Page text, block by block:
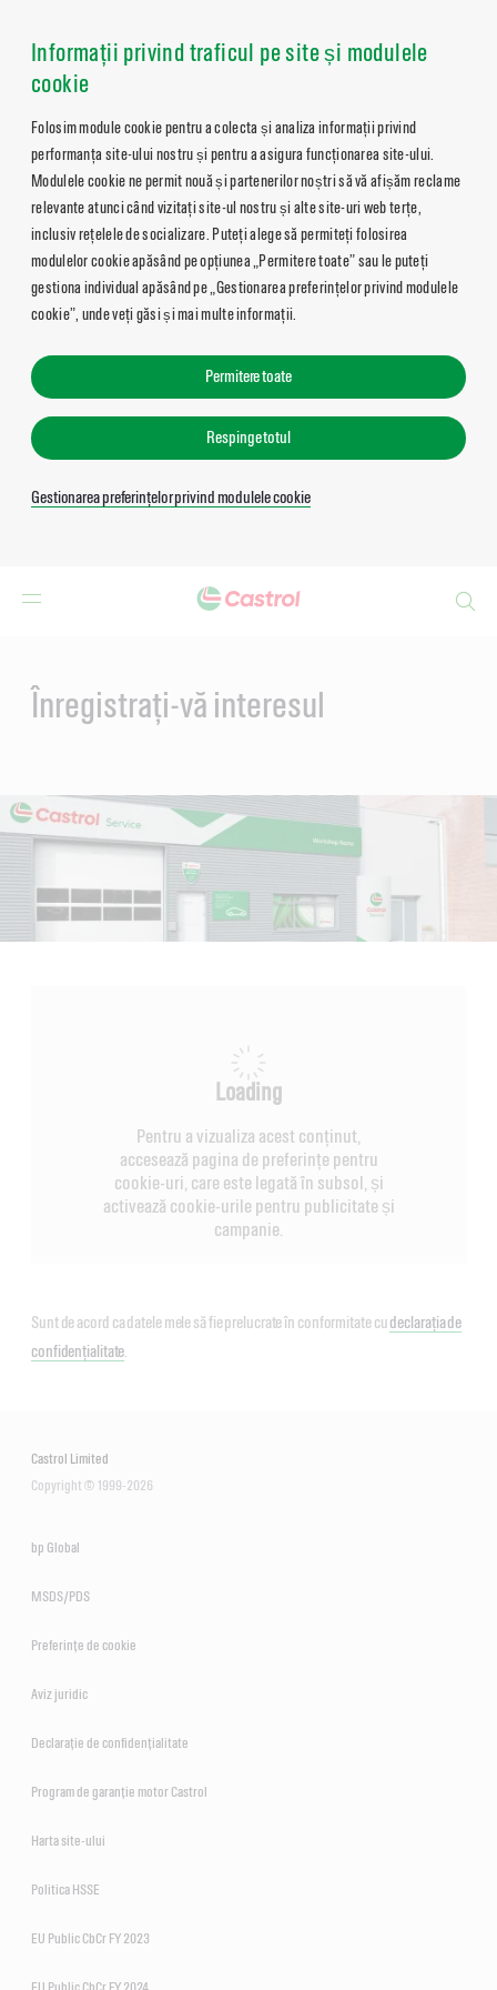
Informații privind traficul pe site și modulele
cookie
Folosim module cookie pentru a colecta și analiza informații privind
performanța site-ului nostru și pentru a asigura funcționarea site-ului.
Modulele cookie ne permit nouă și partenerilor noștri să vă afișăm reclame
relevante atunci când vizitați site-ul nostru și alte site-uri web terțe,
inclusiv rețelele de socializare. Puteți alege să permiteți folosirea
modulelor cookie apăsând pe opțiunea „Permitere toate” sau le puteți
gestiona individual apăsând pe „Gestionarea preferințelor privind modulele
cookie”, unde veți găsi și mai multe informații.
Permitere toate
Respinge totul
Gestionarea preferințelor privind modulele cookie
Înregistrați-vă interesul
Loading
Pentru a vizualiza acest conținut,
accesează pagina de preferințe pentru
cookie-uri, care este legată în subsol, și
activează cookie-urile pentru publicitate și
campanie.
Sunt de acord ca datele mele să fie prelucrate în conformitate cudeclarația de
confidențialitate
Castrol Limited
Copyright © 1999-2026
bp Global
MSDS/PDS
Preferințe de cookie
Aviz juridic
Declarație de confidențialitate
Program de garanție motor Castrol
Harta site-ului
Politica HSSE
EU Public CbCr FY 2023